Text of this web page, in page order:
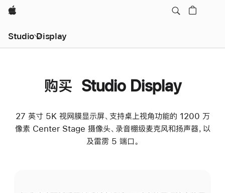
Apple
Studio Display
购买 Studio Display
27 英寸 5K 视网膜显示屏、支持桌上视角功能的 1200 万
像素 Center Stage 摄像头、录音棚级麦克风和扬声器，以
及雷雳 5 端口。